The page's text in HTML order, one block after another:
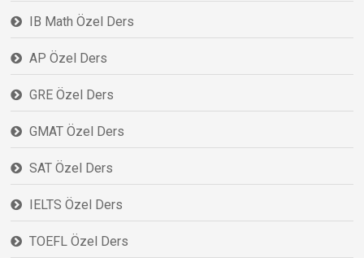
IB Math Özel Ders
AP Özel Ders
GRE Özel Ders
GMAT Özel Ders
SAT Özel Ders
IELTS Özel Ders
TOEFL Özel Ders